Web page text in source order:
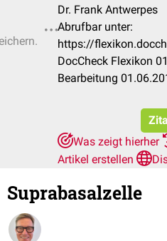
Dr. Frank Antwerpes
Abrufbar unter:
https://
DocCheck Flexikon
Bearbeitung
Was zeigt hierher
Artikel erstellen
Suprabasalzelle